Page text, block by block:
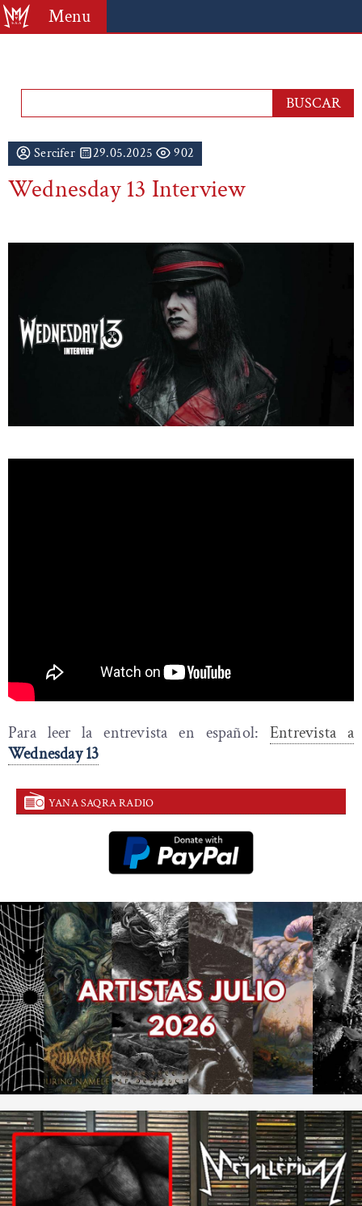
Menu
Sercifer 29.05.2025 902
Wednesday 13 Interview
Para leer la entrevista en español: Entrevista a
Wednesday 13
YANA SAQRA RADIO